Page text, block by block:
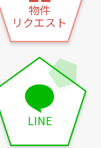
物件
リクエスト
LINE